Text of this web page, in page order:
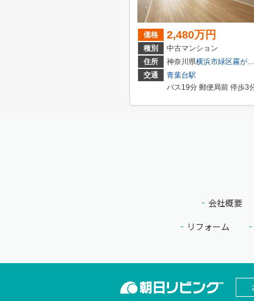
価格 2,480万円
種別
中古マンション
住所
神奈川県横浜市緑区霧が丘
交通
青葉台駅
バス19分 郵便局前 停歩3
会社概要
リフォーム